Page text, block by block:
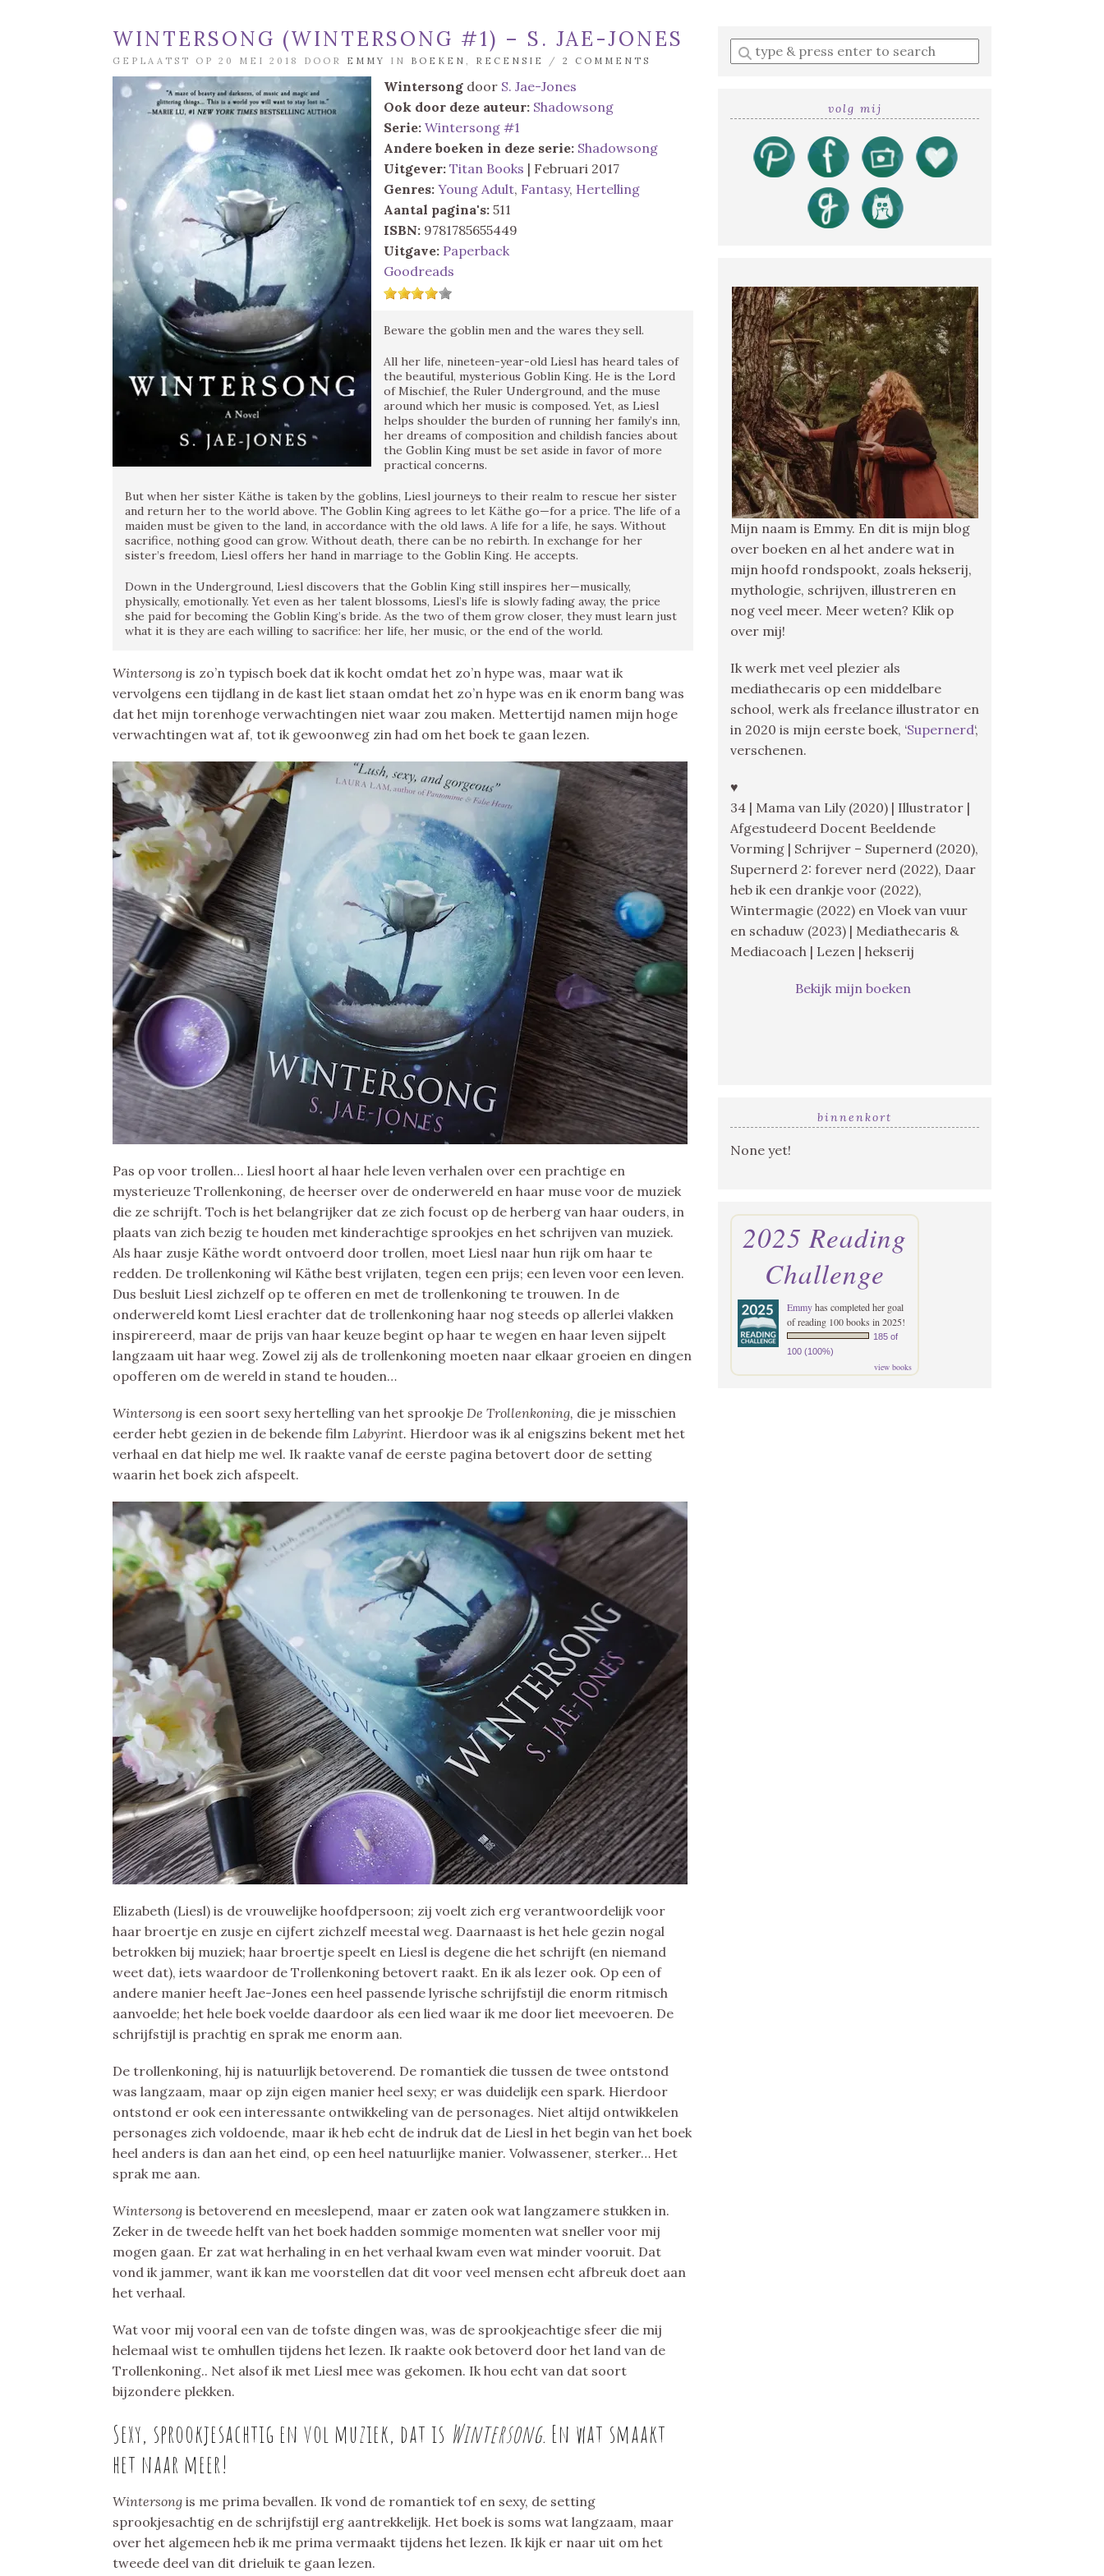
WINTERSONG (WINTERSONG #1) – S. JAE-JONES
GEPLAATST OP 20 MEI 2018 DOOR EMMY IN BOEKEN , RECENSIE / 2 COMMENTS
Wintersong door S. Jae-Jones
Ook door deze auteur: Shadowsong
Serie: Wintersong #1
Andere boeken in deze serie: Shadowsong
Uitgever: Titan Books | Februari 2017
Genres: Young Adult, Fantasy, Hertelling
Aantal pagina's: 511
ISBN: 9781785655449
Uitgave: Paperback
Goodreads
Beware the goblin men and the wares they sell.
All her life, nineteen-year-old Liesl has heard tales of
the beautiful, mysterious Goblin King. He is the Lord
of Mischief, the Ruler Underground, and the muse
around which her music is composed. Yet, as Liesl
helps shoulder the burden of running her family’s inn,
her dreams of composition and childish fancies about
the Goblin King must be set aside in favor of more
practical concerns.
But when her sister Käthe is taken by the goblins, Liesl journeys to their realm to rescue her sister
and return her to the world above. The Goblin King agrees to let Käthe go—for a price. The life of a
maiden must be given to the land, in accordance with the old laws. A life for a life, he says. Without
sacrifice, nothing good can grow. Without death, there can be no rebirth. In exchange for her
sister’s freedom, Liesl offers her hand in marriage to the Goblin King. He accepts.
Down in the Underground, Liesl discovers that the Goblin King still inspires her—musically,
physically, emotionally. Yet even as her talent blossoms, Liesl’s life is slowly fading away, the price
she paid for becoming the Goblin King’s bride. As the two of them grow closer, they must learn just
what it is they are each willing to sacrifice: her life, her music, or the end of the world.
Wintersong is zo’n typisch boek dat ik kocht omdat het zo’n hype was, maar wat ik
vervolgens een tijdlang in de kast liet staan omdat het zo’n hype was en ik enorm bang was
dat het mijn torenhoge verwachtingen niet waar zou maken. Mettertijd namen mijn hoge
verwachtingen wat af, tot ik gewoonweg zin had om het boek te gaan lezen.
Pas op voor trollen… Liesl hoort al haar hele leven verhalen over een prachtige en
mysterieuze Trollenkoning, de heerser over de onderwereld en haar muse voor de muziek
die ze schrijft. Toch is het belangrijker dat ze zich focust op de herberg van haar ouders, in
plaats van zich bezig te houden met kinderachtige sprookjes en het schrijven van muziek.
Als haar zusje Käthe wordt ontvoerd door trollen, moet Liesl naar hun rijk om haar te
redden. De trollenkoning wil Käthe best vrijlaten, tegen een prijs; een leven voor een leven.
Dus besluit Liesl zichzelf op te offeren en met de trollenkoning te trouwen. In de
onderwereld komt Liesl erachter dat de trollenkoning haar nog steeds op allerlei vlakken
inspirereerd, maar de prijs van haar keuze begint op haar te wegen en haar leven sijpelt
langzaam uit haar weg. Zowel zij als de trollenkoning moeten naar elkaar groeien en dingen
opofferen om de wereld in stand te houden…
Wintersong is een soort sexy hertelling van het sprookje De Trollenkoning, die je misschien
eerder hebt gezien in de bekende film Labyrint. Hierdoor was ik al enigszins bekent met het
verhaal en dat hielp me wel. Ik raakte vanaf de eerste pagina betovert door de setting
waarin het boek zich afspeelt.
Elizabeth (Liesl) is de vrouwelijke hoofdpersoon; zij voelt zich erg verantwoordelijk voor
haar broertje en zusje en cijfert zichzelf meestal weg. Daarnaast is het hele gezin nogal
betrokken bij muziek; haar broertje speelt en Liesl is degene die het schrijft (en niemand
weet dat), iets waardoor de Trollenkoning betovert raakt. En ik als lezer ook. Op een of
andere manier heeft Jae-Jones een heel passende lyrische schrijfstijl die enorm ritmisch
aanvoelde; het hele boek voelde daardoor als een lied waar ik me door liet meevoeren. De
schrijfstijl is prachtig en sprak me enorm aan.
De trollenkoning, hij is natuurlijk betoverend. De romantiek die tussen de twee ontstond
was langzaam, maar op zijn eigen manier heel sexy; er was duidelijk een spark. Hierdoor
ontstond er ook een interessante ontwikkeling van de personages. Niet altijd ontwikkelen
personages zich voldoende, maar ik heb echt de indruk dat de Liesl in het begin van het boek
heel anders is dan aan het eind, op een heel natuurlijke manier. Volwassener, sterker… Het
sprak me aan.
Wintersong is betoverend en meeslepend, maar er zaten ook wat langzamere stukken in.
Zeker in de tweede helft van het boek hadden sommige momenten wat sneller voor mij
mogen gaan. Er zat wat herhaling in en het verhaal kwam even wat minder vooruit. Dat
vond ik jammer, want ik kan me voorstellen dat dit voor veel mensen echt afbreuk doet aan
het verhaal.
Wat voor mij vooral een van de tofste dingen was, was de sprookjeachtige sfeer die mij
helemaal wist te omhullen tijdens het lezen. Ik raakte ook betoverd door het land van de
Trollenkoning.. Net alsof ik met Liesl mee was gekomen. Ik hou echt van dat soort
bijzondere plekken.
Sexy, sprookjesachtig en vol muziek, dat is Wintersong. En wat smaakt
het naar meer!
Wintersong is me prima bevallen. Ik vond de romantiek tof en sexy, de setting
sprookjesachtig en de schrijfstijl erg aantrekkelijk. Het boek is soms wat langzaam, maar
over het algemeen heb ik me prima vermaakt tijdens het lezen. Ik kijk er naar uit om het
tweede deel van dit drieluik te gaan lezen.
Enter
a
volg mij
Mijn naam is Emmy. En dit is mijn blog
over boeken en al het andere wat in
mijn hoofd rondspookt, zoals hekserij,
mythologie, schrijven, illustreren en
nog veel meer. Meer weten? Klik op
over mij!
Ik werk met veel plezier als
mediathecaris op een middelbare
school, werk als freelance illustrator en
in 2020 is mijn eerste boek, ‘Supernerd‘,
verschenen.
♥
34 | Mama van Lily (2020) | Illustrator |
Afgestudeerd Docent Beeldende
Vorming | Schrijver – Supernerd (2020),
Supernerd 2: forever nerd (2022), Daar
heb ik een drankje voor (2022),
Wintermagie (2022) en Vloek van vuur
en schaduw (2023) | Mediathecaris &
Mediacoach | Lezen | hekserij
Bekijk mijn boeken
binnenkort
None yet!
2025 Reading
Challenge
Emmyhas completed her goal
of reading 100 books in 2025!
185 of
100 (100%)
view books